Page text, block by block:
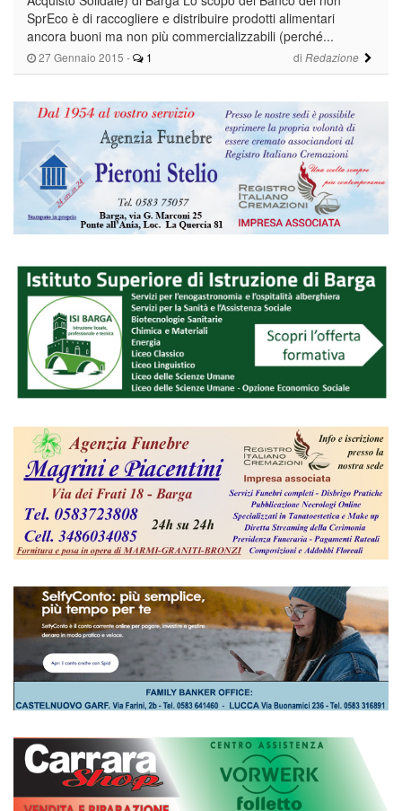
27 Gennaio 2015 - 1 di Redazione
SprEco è di raccogliere e distribuire prodotti alimentari
ancora buoni ma non più commercializzabili (perché...